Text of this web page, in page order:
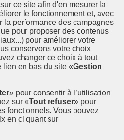
ce site afin d'en mesurer la
le fonctionnement et, avec
la performance des campagnes
pour proposer des contenus
pour améliorer votre
conservons votre choix
changer ce choix à tout
lien en bas du site «Gestion
» pour consentir à l’utilisation
sur «Tout refuser» pour
fonctionnels. Vous pouvez
en cliquant sur
fenêtre
fenêtre
durable